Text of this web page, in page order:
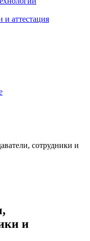
аттестация
сотрудники и
и